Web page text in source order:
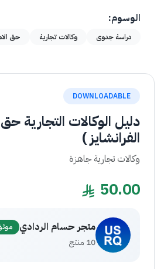
الوسوم:
دراسة جدوى وكالات تجارية حق
DOWNLOADABLE
دليل الوكالات التجارية حق
الفرانشايز )
وكالات تجارية جاهزة
50.00
متجر حسام الردادي
10 منتج